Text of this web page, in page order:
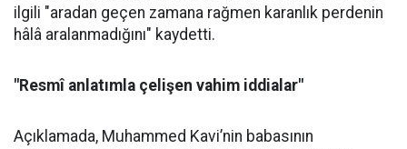
ilgili "aradan geçen zamana rağmen karanlık perdenin
hâlâ aralanmadığını" kaydetti.
"Resmî anlatımla çelişen vahim iddialar"
Açıklamada, Muhammed Kavi’nin babasının